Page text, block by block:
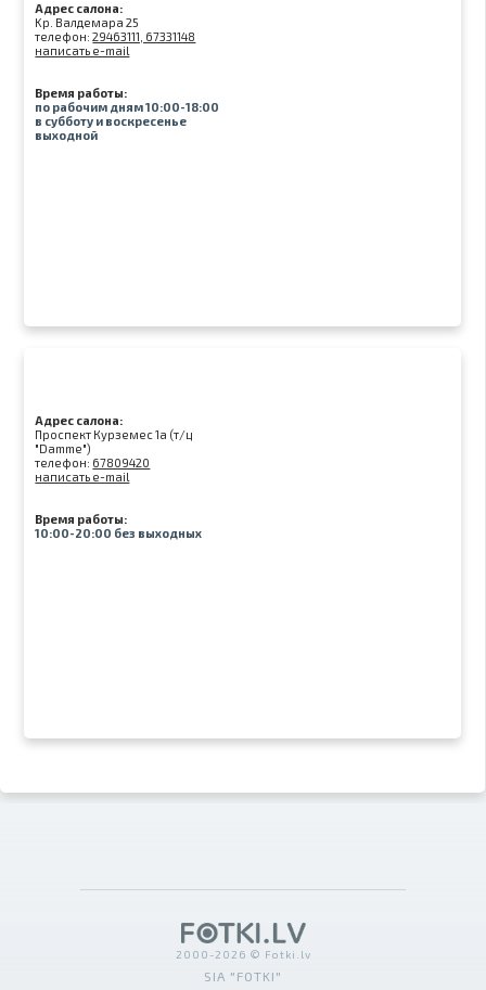
Адрес салона:
Kр. Валдемара 25
телефон:29463111, 67331148
написать e-mail
Время работы:
по рабочим дням 10:00-18:00
в субботу и воскресенье
выходной
Адрес салона:
Проспект Курземес 1а (т/ц
"Damme")
телефон: 67809420
написать e-mail
Время работы:
10:00-20:00 без выходных
2000-2026 © Fotki.lv
SIA "FOTKI"